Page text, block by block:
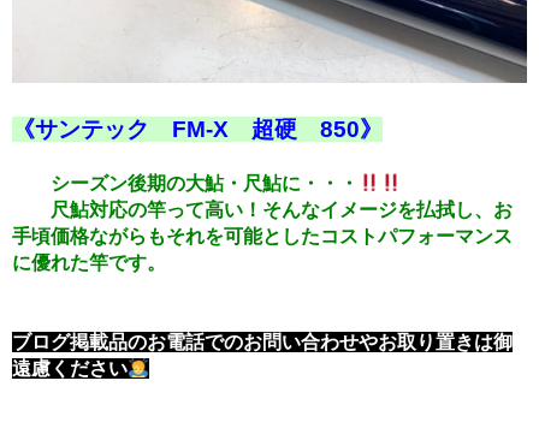
《サンテック FM-X 超硬 850》
シーズン後期の大鮎・尺鮎に・・・
尺鮎対応の竿って高い！そんなイメージを払拭し、お
手頃価格ながらもそれを可能としたコストパフォーマンス
に優れた竿です。
ブログ掲載品のお電話でのお問い合わせやお取り置きは御
遠慮ください